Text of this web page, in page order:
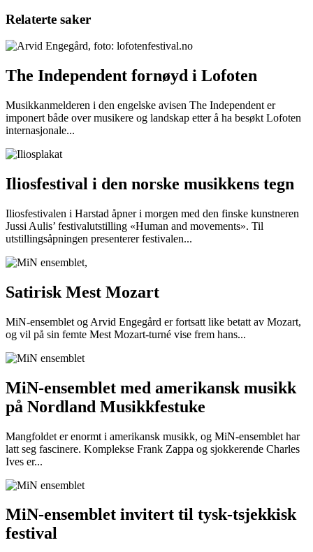
Relaterte saker
The Independent fornøyd i Lofoten
Musikkanmelderen i den engelske avisen The Independent er
imponert både over musikere og landskap etter å ha besøkt Lofoten
internasjonale...
Iliosfestival i den norske musikkens tegn
Iliosfestivalen i Harstad åpner i morgen med den finske kunstneren
Jussi Aulis’ festivalutstilling «Human and movements». Til
utstillingsåpningen presenterer festivalen...
Satirisk Mest Mozart
MiN-ensemblet og Arvid Engegård er fortsatt like betatt av Mozart,
og vil på sin femte Mest Mozart-turné vise frem hans...
MiN-ensemblet med amerikansk musikk
på Nordland Musikkfestuke
Mangfoldet er enormt i amerikansk musikk, og MiN-ensemblet har
latt seg fascinere. Komplekse Frank Zappa og sjokkerende Charles
Ives er...
MiN-ensemblet invitert til tysk-tsjekkisk
festival